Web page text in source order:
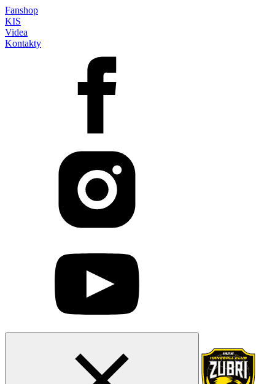
Fanshop
KIS
Videa
Kontakty